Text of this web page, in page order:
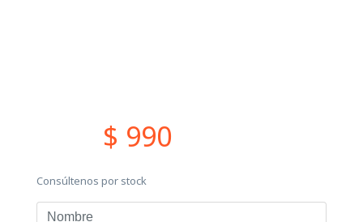
$ 990
Consúltenos por stock
Nombre